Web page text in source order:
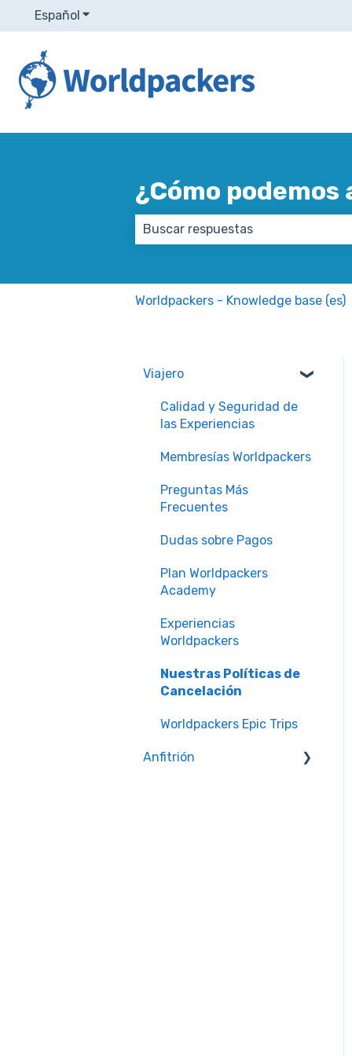
Español Traducciones de Mostrar submenú de
¿Cómo
Worldpackers - Knowledge base (es)
Viajero
Calidad y Seguridad de
las Experiencias
Membresías Worldpackers
Preguntas Más
Frecuentes
Dudas sobre Pagos
Plan Worldpackers
Academy
Experiencias
Worldpackers
Nuestras Políticas de
Cancelación
Worldpackers Epic Trips
Anfitrión